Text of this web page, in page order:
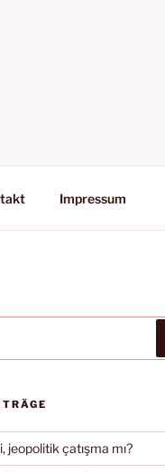
Impressum
jeopolitik çatışma mı?